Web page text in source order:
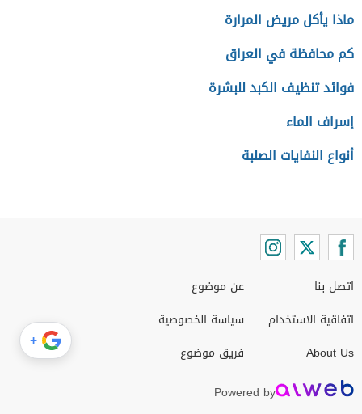
ماذا يأكل مريض المرارة
كم محافظة في العراق
فوائد تنظيف الكبد للبشرة
إسراف الماء
أنواع النفايات الصلبة
اتصل بنا
اتفاقية الاستخدام
About Us
عن موضوع
سياسة الخصوصية
فريق موضوع
Powered by
+